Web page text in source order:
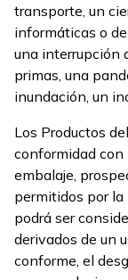
transporte, un
informáticas o
una interrupción
primas, una
inundación, un
Los Productos
conformidad con
embalaje,
permitidos por
podrá ser
derivados de un
conforme, el